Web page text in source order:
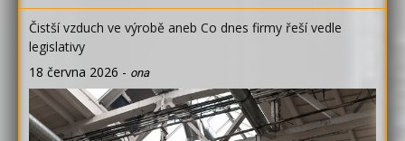
Čistší vzduch ve výrobě aneb Co dnes firmy řeší vedle
legislativy
18 června 2026 - ona